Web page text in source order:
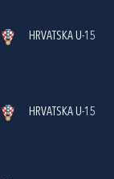
HRVATSKA U-15
HRVATSKA U-15